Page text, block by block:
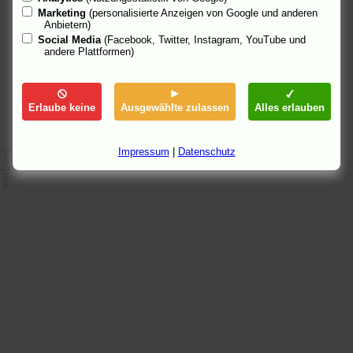
99867 Gotha Kino im Kulturhaus
99867 Gotha Kino im Londoner
99894 Friedrichroda
99974 Mühlhausen CineStar Central Filmpalast
Marketing (personalisierte Anzeigen von Google und anderen
Anbietern)
Social Media (Facebook, Twitter, Instagram, YouTube und
andere Plattformen)
Erlaube keine Ausgewählte zulassen Alles erlauben
Impressum Datenschutz